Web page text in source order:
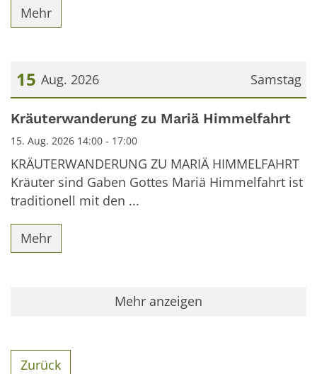
Mehr
Samstag
15 Aug. 2026
Datum: 15. August 2026
Kräuterwanderung zu Mariä Himmelfahrt
15. Aug. 2026 14:00 - 17:00
KRÄUTERWANDERUNG ZU MARIÄ HIMMELFAHRT
Kräuter sind Gaben Gottes Mariä Himmelfahrt ist
traditionell mit den ...
Mehr
Mehr anzeigen
Zurück